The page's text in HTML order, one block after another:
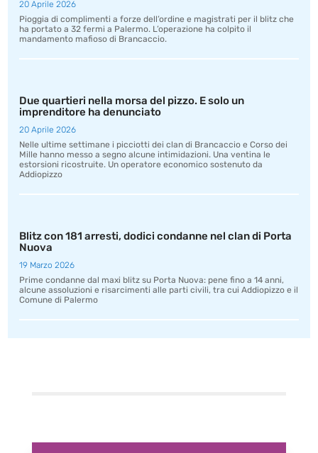
20 Aprile 2026
Pioggia di complimenti a forze dell’ordine e magistrati per il blitz che
ha portato a 32 fermi a Palermo. L’operazione ha colpito il
mandamento mafioso di Brancaccio.
Due quartieri nella morsa del pizzo. E solo un
imprenditore ha denunciato
20 Aprile 2026
Nelle ultime settimane i picciotti dei clan di Brancaccio e Corso dei
Mille hanno messo a segno alcune intimidazioni. Una ventina le
estorsioni ricostruite. Un operatore economico sostenuto da
Addiopizzo
Blitz con 181 arresti, dodici condanne nel clan di Porta
Nuova
19 Marzo 2026
Prime condanne dal maxi blitz su Porta Nuova: pene fino a 14 anni,
alcune assoluzioni e risarcimenti alle parti civili, tra cui Addiopizzo e il
Comune di Palermo